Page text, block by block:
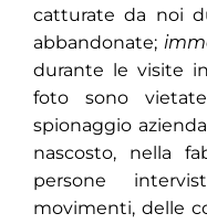
catturate da noi
abbandonate;
durante le visite
foto sono
spionaggio
nascosto, nella
persone
movimenti, delle